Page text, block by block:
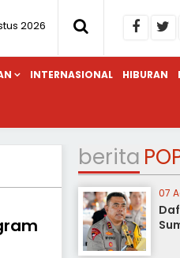
2026
INTERNASIONAL HIBURAN
berita
07